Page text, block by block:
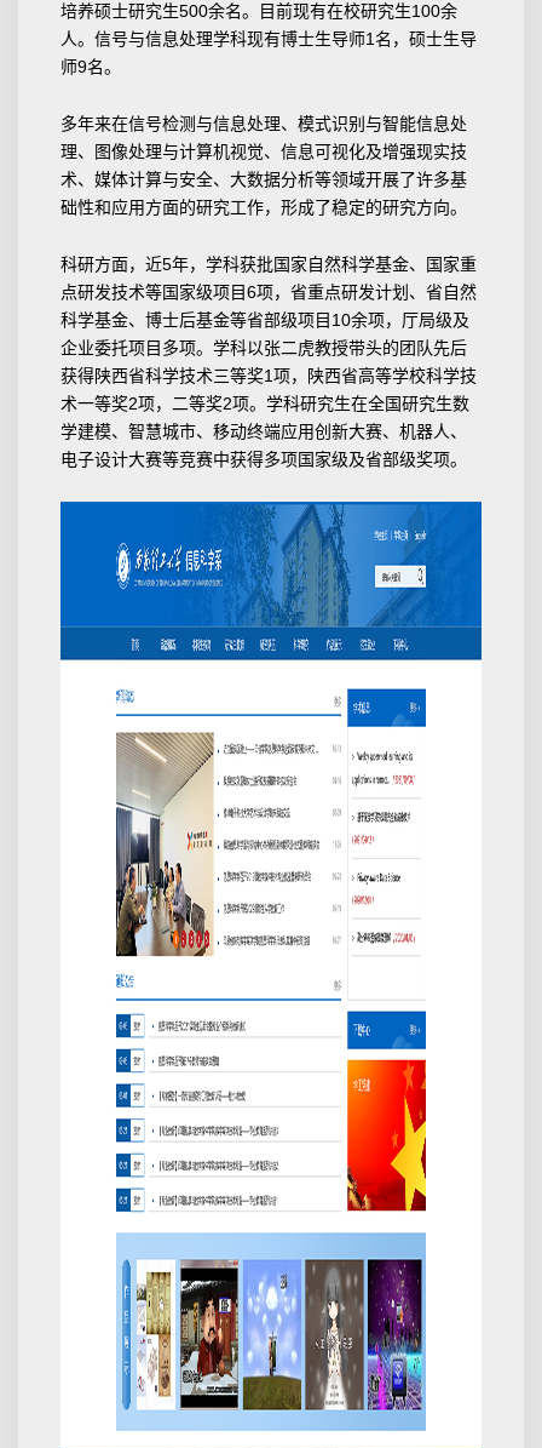
培养硕士研究生500余名。目前现有在校研究生100余
人。信号与信息处理学科现有博士生导师1名，硕士生导
师9名。
多年来在信号检测与信息处理、模式识别与智能信息处
理、图像处理与计算机视觉、信息可视化及增强现实技
术、媒体计算与安全、大数据分析等领域开展了许多基
础性和应用方面的研究工作，形成了稳定的研究方向。
科研方面，近5年，学科获批国家自然科学基金、国家重
点研发技术等国家级项目6项，省重点研发计划、省自然
科学基金、博士后基金等省部级项目10余项，厅局级及
企业委托项目多项。学科以张二虎教授带头的团队先后
获得陕西省科学技术三等奖1项，陕西省高等学校科学技
术一等奖2项，二等奖2项。学科研究生在全国研究生数
学建模、智慧城市、移动终端应用创新大赛、机器人、
电子设计大赛等竞赛中获得多项国家级及省部级奖项。